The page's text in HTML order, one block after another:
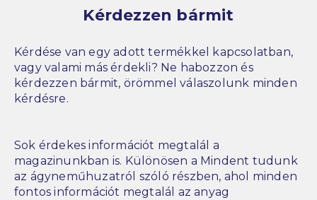
Kérdezzen bármit
Kérdése van egy adott termékkel kapcsolatban,
vagy valami más érdekli? Ne habozzon és
kérdezzen bármit, örömmel válaszolunk minden
kérdésre.
Sok érdekes információt megtalál a
magazinunkban is. Különösen a Mindent tudunk
az ágyneműhuzatról szóló részben, ahol minden
fontos információt megtalál az anyag